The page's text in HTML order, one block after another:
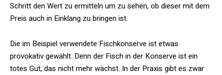
Schritt den Wert zu ermitteln um zu sehen, ob dieser mit dem
Preis auch in Einklang zu bringen ist.
Die im Beispiel verwendete Fischkonserve ist etwas
provokativ gewählt. Denn der Fisch in der Konserve ist ein
totes Gut, das nicht mehr wächst. In der Praxis gibt es zwar